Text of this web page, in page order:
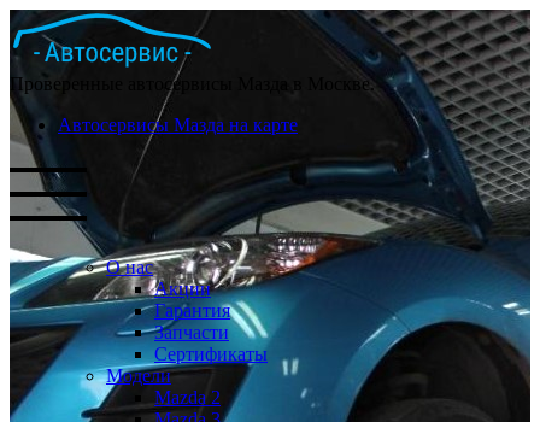
Проверенные автосервисы Мазда в Москве.
Автосервисы Мазда на карте
О нас
Акции
Гарантия
Запчасти
Сертификаты
Модели
Mazda 2